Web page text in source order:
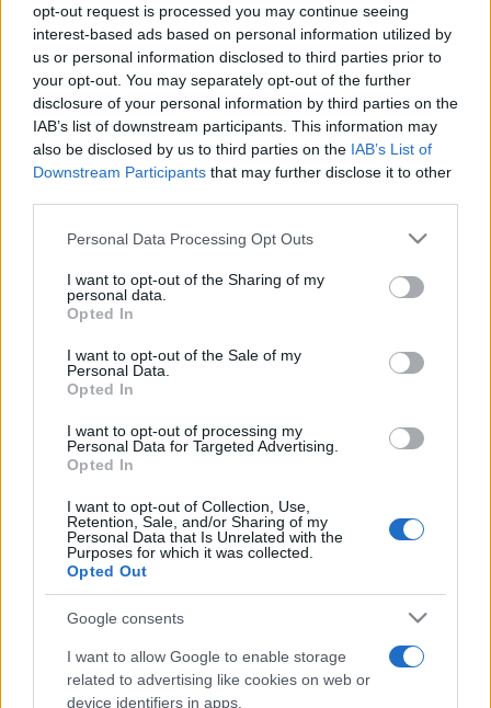
opt-out request is processed you may continue seeing
interest-based ads based on personal information utilized by
us or personal information disclosed to third parties prior to
your opt-out. You may separately opt-out of the further
disclosure of your personal information by third parties on the
IAB’s list of downstream participants. This information may
also be disclosed by us to third parties on the IAB’s List of
Downstream Participants that may further disclose it to other
Please note that this website/app uses one or more Google
not limited to your visit or usage behaviour. You may click to
grant or deny consent to Google and its third-party tags to
use your data for below specified purposes in below Google
consent section.
Personal Data Processing Opt Outs
I want to opt-out of the Sharing of my
personal data.
Opted In
I want to opt-out of the Sale of my
Personal Data.
Opted In
I want to opt-out of processing my
Personal Data for Targeted Advertising.
Opted In
I want to opt-out of Collection, Use,
Retention, Sale, and/or Sharing of my
Personal Data that Is Unrelated with the
Purposes for which it was collected.
Opted Out
Google consents
I want to allow Google to enable storage
related to advertising like cookies on web or
device identifiers in apps.
pedig fellép a PMD Blues Band. Szeptember 22-én a Tanuló
Város Fesztivál keretében a Pannon Filharmonikusok ad
koncertetFantasztikus klasszikusokcímmel, valamint
bemutatkozik a Tillai Timi énekstúdió és a Mecsek
Táncegyüttes. 21.30-tól a Punnany Massif zenél, az ízig-vérig
pécsi zenekar, akik szeretett városukat is megörökítették a
Pécs Aktuál X-ben: „Felszínes kapcsolatból építhetsz
százat, de úgyis visszahív az otthon, ahonnan az erő árad…”
Szeptember 23-án gyerekeknek szóló musical látható
Rozsda Lovag és a kísértet
Színház Kamaraszínházában, amit a Széchenyi téren Frank
Adél divatbemutatója és a TANAC táncegyüttes előadása
koncertjén Puskás Peti vezetésével a jól ismert dalok
mellett korábban még sosem hallott számokra is tombolhat
a közönség, hiszen „ha hív a város, mindig mennünk kell”.
Szeptember 24-én zajlik a XXVII. Európai Bordalfesztivál. A
finom italok kortyolgatásához a zenetörténet legszebb
bordalait hallgathatják a jelenlévők, és ha kedvük van, táncra
is perdülhetnek. A szüreti felvonulással induló fesztivál
énekesei mellett a program társrendezvénye, az I. Bordalnok